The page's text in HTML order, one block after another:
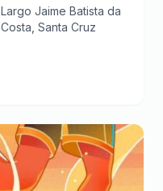
Largo Jaime Batista da
Costa, Santa Cruz